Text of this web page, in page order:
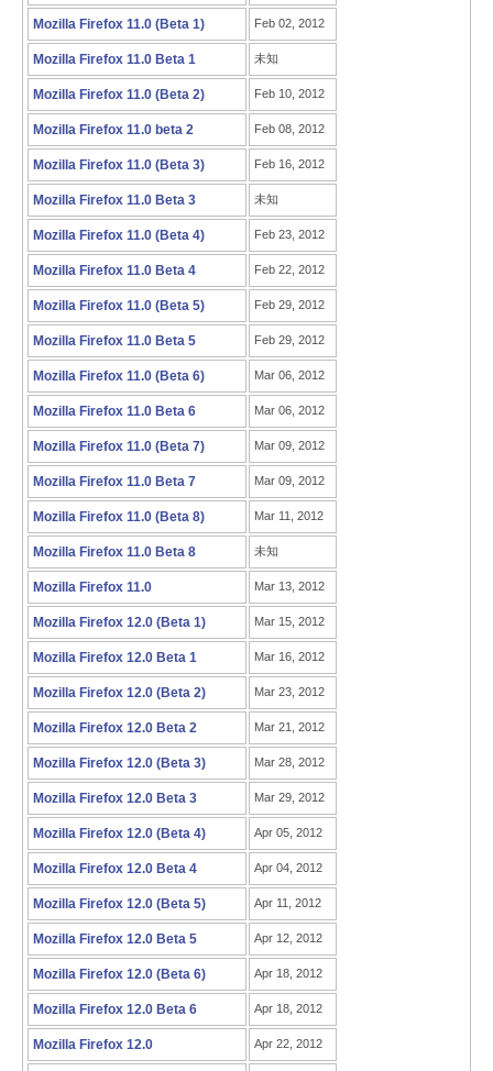
Mozilla Firefox 11.0 (Beta 1) Feb 02, 2012
Mozilla Firefox 11.0 Beta 1 未知
Mozilla Firefox 11.0 (Beta 2) Feb 10, 2012
Mozilla Firefox 11.0 beta 2 Feb 08, 2012
Mozilla Firefox 11.0 (Beta 3) Feb 16, 2012
Mozilla Firefox 11.0 Beta 3 未知
Mozilla Firefox 11.0 (Beta 4) Feb 23, 2012
Mozilla Firefox 11.0 Beta 4 Feb 22, 2012
Mozilla Firefox 11.0 (Beta 5) Feb 29, 2012
Mozilla Firefox 11.0 Beta 5 Feb 29, 2012
Mozilla Firefox 11.0 (Beta 6) Mar 06, 2012
Mozilla Firefox 11.0 Beta 6 Mar 06, 2012
Mozilla Firefox 11.0 (Beta 7) Mar 09, 2012
Mozilla Firefox 11.0 Beta 7 Mar 09, 2012
Mozilla Firefox 11.0 (Beta 8) Mar 11, 2012
Mozilla Firefox 11.0 Beta 8 未知
Mozilla Firefox 11.0 Mar 13, 2012
Mozilla Firefox 12.0 (Beta 1) Mar 15, 2012
Mozilla Firefox 12.0 Beta 1 Mar 16, 2012
Mozilla Firefox 12.0 (Beta 2) Mar 23, 2012
Mozilla Firefox 12.0 Beta 2 Mar 21, 2012
Mozilla Firefox 12.0 (Beta 3) Mar 28, 2012
Mozilla Firefox 12.0 Beta 3 Mar 29, 2012
Mozilla Firefox 12.0 (Beta 4) Apr 05, 2012
Mozilla Firefox 12.0 Beta 4 Apr 04, 2012
Mozilla Firefox 12.0 (Beta 5) Apr 11, 2012
Mozilla Firefox 12.0 Beta 5 Apr 12, 2012
Mozilla Firefox 12.0 (Beta 6) Apr 18, 2012
Mozilla Firefox 12.0 Beta 6 Apr 18, 2012
Mozilla Firefox 12.0 Apr 22, 2012